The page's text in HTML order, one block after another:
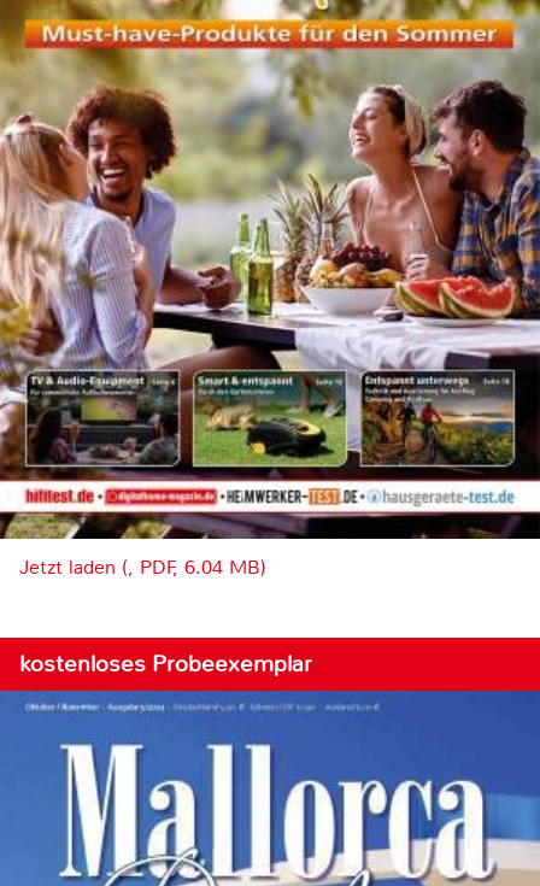
Jetzt laden (, PDF, 6.04 MB)
kostenloses Probeexemplar